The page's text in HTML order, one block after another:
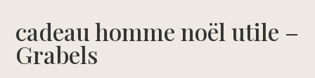
cadeau homme noël utile –
Grabels